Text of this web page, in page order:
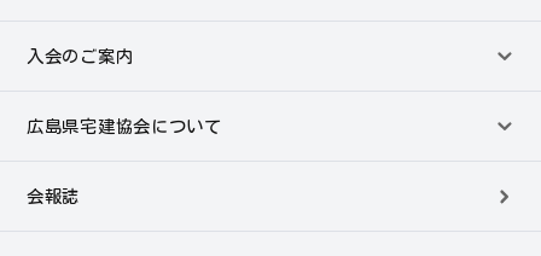
入会のご案内
広島県宅建協会について
会報誌